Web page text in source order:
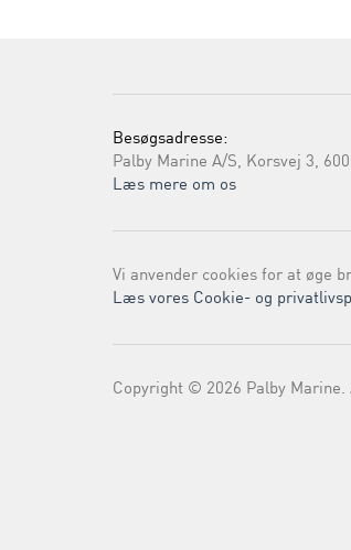
Besøgsadresse:
Palby Marine A/S, Korsvej 3,
Læs mere om os
Vi anvender cookies for at øge
Læs vores Cookie- og
Copyright © 2026 Palby